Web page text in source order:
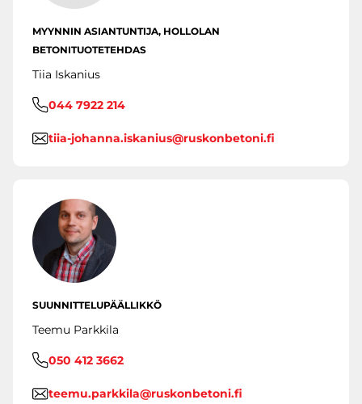
MYYNNIN ASIANTUNTIJA, HOLLOLAN
BETONITUOTETEHDAS
Tiia Iskanius
044 7922 214
tiia-johanna.iskanius@ruskonbetoni.fi
SUUNNITTELUPÄÄLLIKKÖ
Teemu Parkkila
050 412 3662
teemu.parkkila@ruskonbetoni.fi